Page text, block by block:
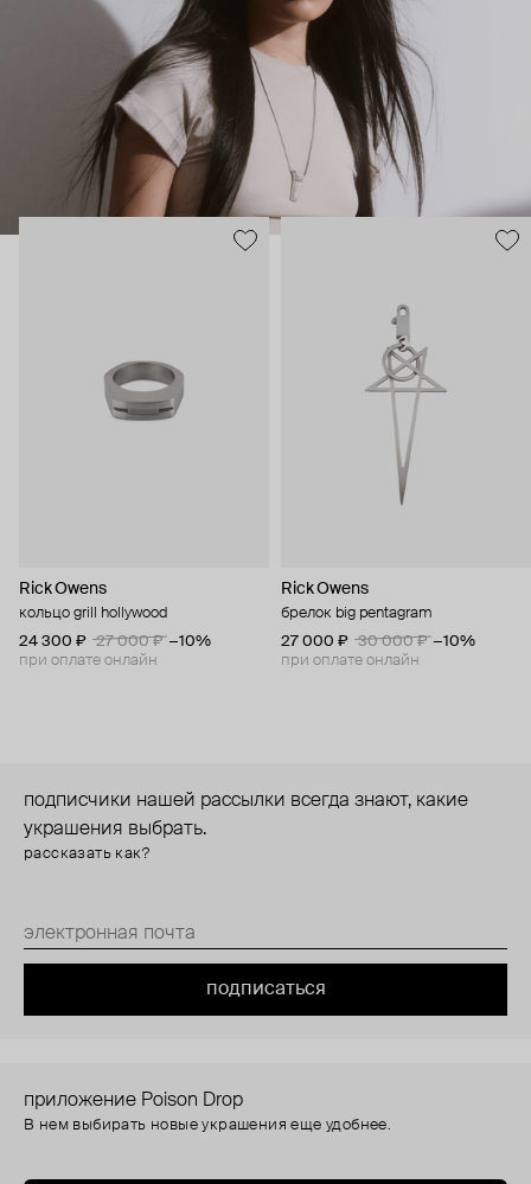
всем мире. Rick Owens – для тех, кто ценит концептуальное и
непривычное, а не только конвенционально красивое. В
украшениях бренда этот бунтарский подход повторяется.
Кольца – непривычно большие, с острыми деталями, каффы –
массивные и черненые, браслеты – угловатые и увесистые
даже на вид. Тем, кто готов выдержать всю тяжесть высокой
Rick Owens
кольцо grill hollywood
24 300 ₽
27 000 ₽ −10%
при оплате онлайн
Rick Owens
брелок big pentagram
27 000 ₽
30 000 ₽ −10%
при оплате онлайн
подписчики нашей рассылки всегда знают, какие
украшения выбрать.
рассказать как?
подписаться
приложение Poison Drop
В нем выбирать новые украшения еще удобнее.